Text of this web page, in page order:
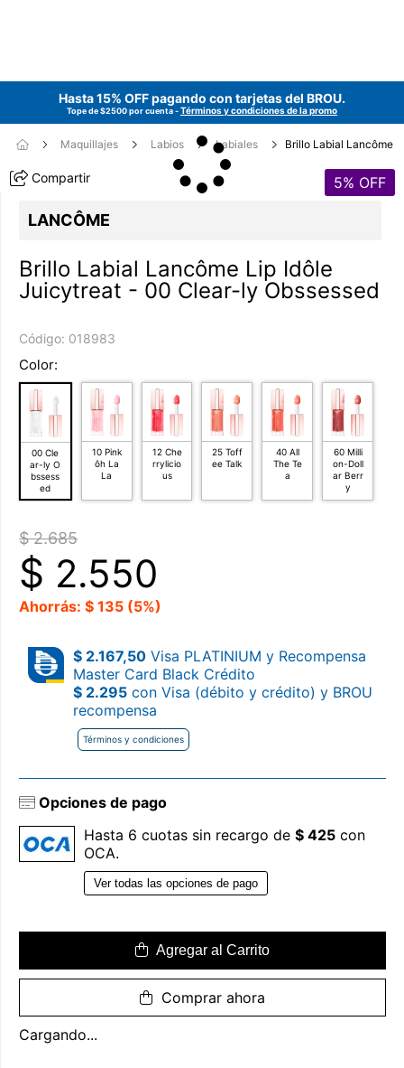
Hasta 15% OFF pagando con tarjetas del BROU.
Tope de $2500 por cuenta -Términos y condiciones de la promo
Maquillajes Labios Labiales Brillo Labial Lancôme
Compartir 5% OFF
LANCÔME
Brillo Labial Lancôme Lip Idôle
Juicytreat - 00 Clear-ly Obssessed
Código: 018983
Color:
00 Cle
ar-ly O
bssess
ed
10 Pink
ôh La
La
12 Che
rrylicio
us
25 Toff
ee Talk
40 All
The Te
a
60 Milli
on-Doll
ar Berr
y
$ 2.685
$ 2.550
Ahorrás: $ 135 (5%)
$ 2.167,50 Visa PLATINIUM y Recompensa
Master Card Black Crédito
$ 2.295 con Visa (débito y crédito) y BROU
recompensa
Términos y condiciones
Opciones de pago
Hasta 6 cuotas sin recargo de $ 425 con
OCA.
Ver todas las opciones de pago
Agregar al Carrito
Comprar ahora
Cargando...